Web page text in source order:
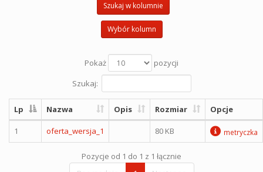
Szukaj w kolumnie
Wybór kolumn
Pokaż
pozycji
Szukaj:
Lp Nazwa Opis Rozmiar Opcje
1 oferta_wersja_1 80 KB metryczka
Pozycje od 1 do 1 z 1 łącznie